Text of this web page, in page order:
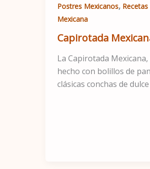
Postres Mexicanos,
Mexicana
Capirotada
La Capirotada
hecho con bolillos de
clásicas conchas de